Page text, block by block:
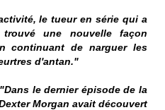
le tueur en série qui a
une nouvelle façon
continuant de narguer les
d'antan."
"Dans le dernier épisode de la
Morgan avait découvert